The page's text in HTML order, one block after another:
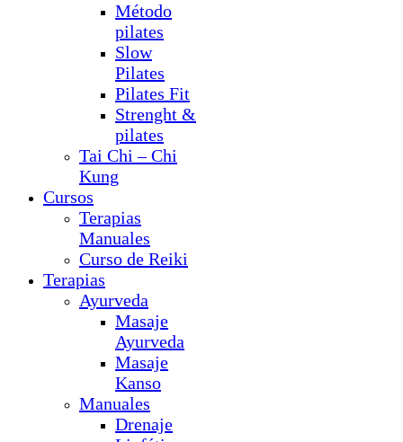
Método
pilates
Slow
Pilates
Pilates Fit
Strenght &
pilates
Tai Chi – Chi
Kung
Cursos
Terapias
Manuales
Curso de Reiki
Terapias
Ayurveda
Masaje
Ayurveda
Masaje
Kanso
Manuales
Drenaje